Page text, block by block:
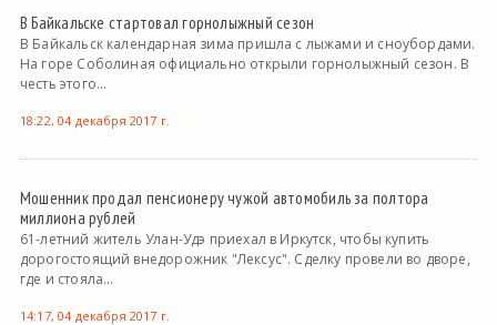
В Байкальске стартовал горнолыжный сезон
В Байкальск календарная зима пришла с лыжами и сноубордами.
На горе Соболиная официально открыли горнолыжный сезон. В
честь этого...
18:22, 04 декабря 2017 г.
Мошенник продал пенсионеру чужой автомобиль за полтора
миллиона рублей
61-летний житель Улан-Удэ приехал в Иркутск, чтобы купить
дорогостоящий внедорожник "Лексус". Сделку провели во дворе,
где и стояла...
14:17, 04 декабря 2017 г.